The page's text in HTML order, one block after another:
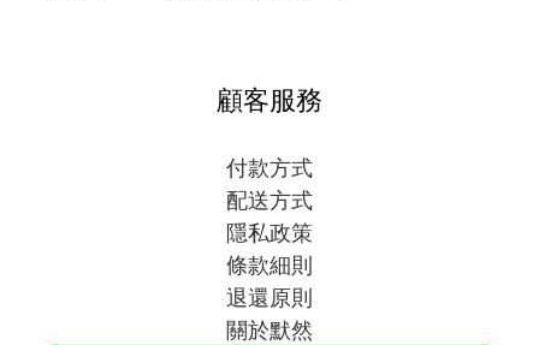
顧客服務
付款方式
配送方式
隱私政策
條款細則
退還原則
關於默然